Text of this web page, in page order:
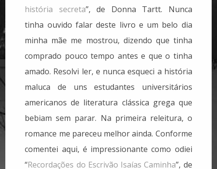
história secreta”, de Donna Tartt. Nunca
tinha ouvido falar deste livro e um belo dia
minha mãe me mostrou, dizendo que tinha
comprado pouco tempo antes e que o tinha
amado. Resolvi ler, e nunca esqueci a história
maluca de uns estudantes universitários
americanos de literatura clássica grega que
bebiam sem parar. Na primeira releitura, o
romance me pareceu melhor ainda. Conforme
comentei aqui, é impressionante como odiei
“Recordações do Escrivão Isaías Caminha”, de